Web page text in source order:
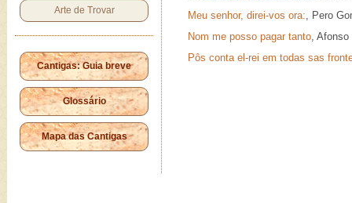
Arte de Trovar
Cantigas: Guia breve
Glossário
Mapa das Cantigas
Meu senhor, direi-vos ora:, Pero
Nom me posso pagar tanto, Afonso
Pôs conta el-rei em todas sas